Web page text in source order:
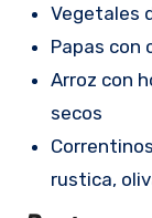
Vegetales
Papas con
Arroz con
secos
rustica,